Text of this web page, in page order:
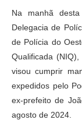
Na manhã
Delegacia de
de Polícia do
Qualificada (NIQ),
visou cumprir
expedidos pelo
ex-prefeito de
agosto de 2024.